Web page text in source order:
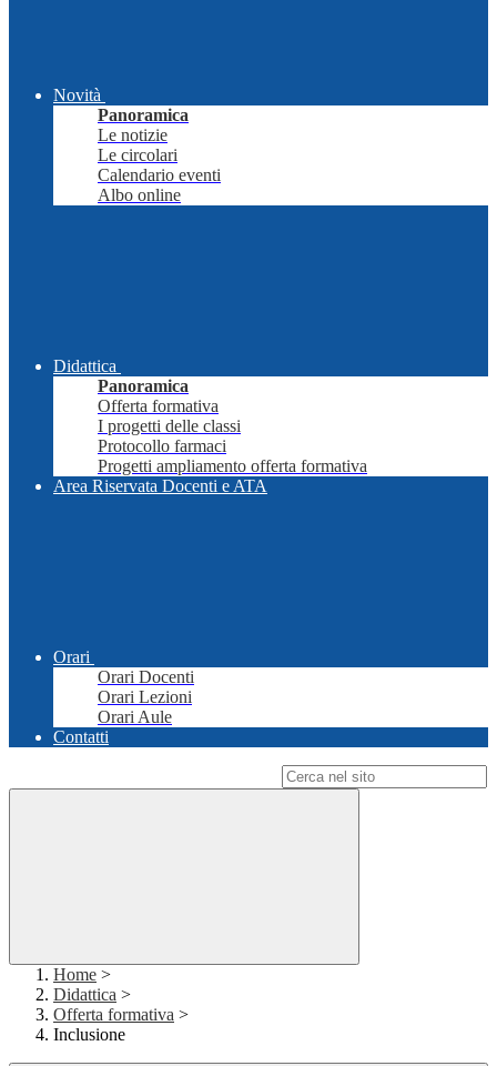
Novità
Panoramica
Le notizie
Le circolari
Calendario eventi
Albo online
Didattica
Panoramica
Offerta formativa
I progetti delle classi
Protocollo farmaci
Progetti ampliamento offerta formativa
Area Riservata Docenti e ATA
Orari
Orari Docenti
Orari Lezioni
Orari Aule
Contatti
Home >
Didattica >
Offerta formativa >
Inclusione